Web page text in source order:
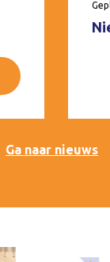
Ga naar nieuws